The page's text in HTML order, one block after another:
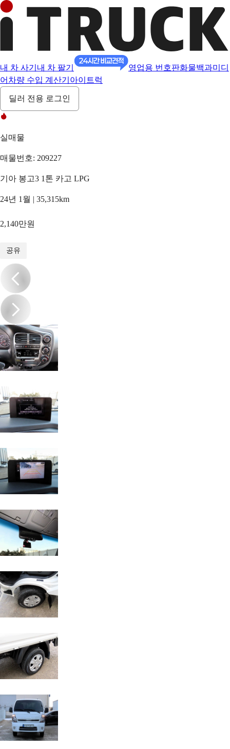
내 차 사기 내 차 팔기 영업용 번호판화물백과미디
어 차량 수입 계산기 아이트럭
딜러 전용 로그인
실매물
매물번호: 209227
기아 봉고3 1톤 카고 LPG
24년 1월 | 35,315km
2,140만원
공유
/20